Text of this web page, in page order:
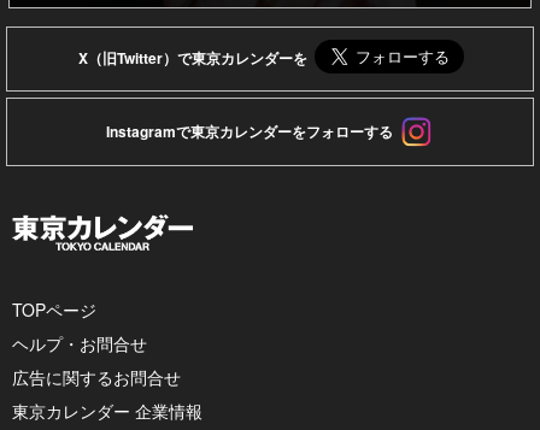
X（旧Twitter）で東京カレンダーを
Instagramで東京カレンダーをフォローする
TOPページ
ヘルプ・お問合せ
広告に関するお問合せ
東京カレンダー 企業情報